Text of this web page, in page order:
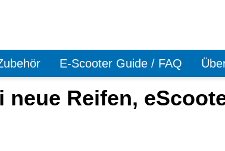
E-Scooter Guide / FAQ
neue Reifen,